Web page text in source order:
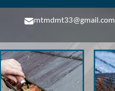
mtmdmt33@gmail.com